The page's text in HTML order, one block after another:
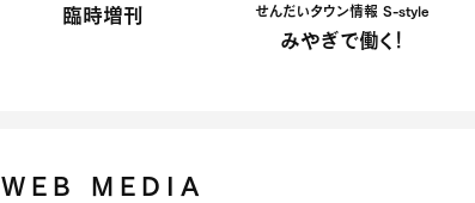
臨時増刊 せんだいタウン情報 S-style
みやぎで働く！
WEB MEDIA